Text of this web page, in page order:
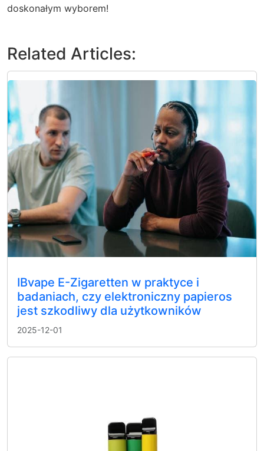
doskonałym wyborem!
Related Articles:
IBvape E-Zigaretten w praktyce i
badaniach, czy elektroniczny papieros
jest szkodliwy dla użytkowników
2025-12-01